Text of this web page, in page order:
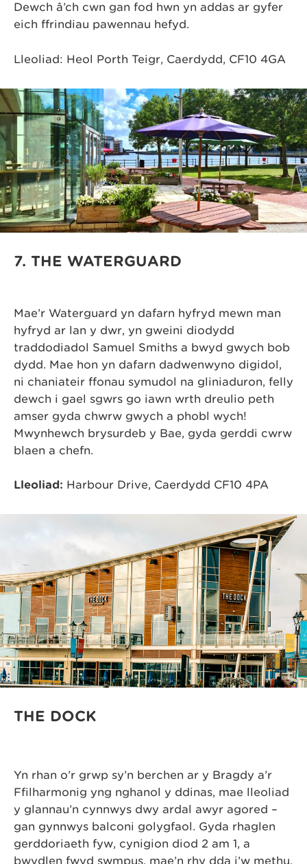
Dewch â’ch cŵn gan fod hwn yn addas ar gyfer
eich ffrindiau pawennau hefyd.
Lleoliad: Heol Porth Teigr, Caerdydd, CF10 4GA
7. THE WATERGUARD
Mae’r Waterguard yn dafarn hyfryd mewn man
hyfryd ar lan y dŵr, yn gweini diodydd
traddodiadol Samuel Smiths a bwyd gwych bob
dydd. Mae hon yn dafarn dadwenwyno digidol,
ni chaniateir ffonau symudol na gliniaduron, felly
dewch i gael sgwrs go iawn wrth dreulio peth
amser gyda chwrw gwych a phobl wych!
Mwynhewch brysurdeb y Bae, gyda gerddi cwrw
blaen a chefn.
Lleoliad: Harbour Drive, Caerdydd CF10 4PA
THE DOCK
Yn rhan o’r grŵp sy’n berchen ar y Bragdy a’r
Ffilharmonig yng nghanol y ddinas, mae lleoliad
y glannau’n cynnwys dwy ardal awyr agored –
gan gynnwys balconi golygfaol. Gyda rhaglen
gerddoriaeth fyw, cynigion diod 2 am 1, a
bwydlen fwyd swmpus, mae’n rhy dda i’w methu.